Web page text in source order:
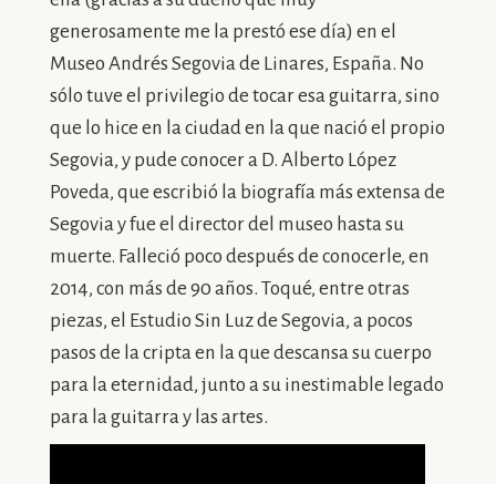
generosamente me la prestó ese día) en el
Museo Andrés Segovia de Linares, España. No
sólo tuve el privilegio de tocar esa guitarra, sino
que lo hice en la ciudad en la que nació el propio
Segovia, y pude conocer a D. Alberto López
Poveda, que escribió la biografía más extensa de
Segovia y fue el director del museo hasta su
muerte. Falleció poco después de conocerle, en
2014, con más de 90 años. Toqué, entre otras
piezas, el Estudio Sin Luz de Segovia, a pocos
pasos de la cripta en la que descansa su cuerpo
para la eternidad, junto a su inestimable legado
para la guitarra y las artes.